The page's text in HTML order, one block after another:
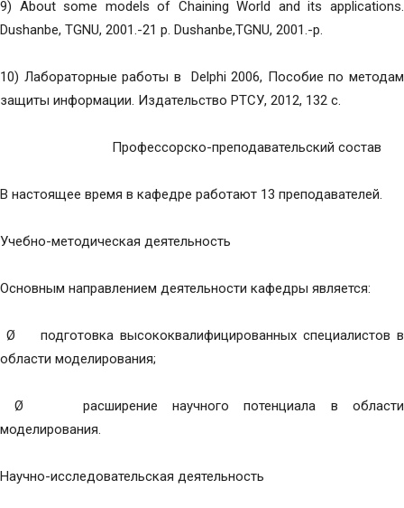
9) About some models of Chaining World and its applications.
Dushanbe, TGNU, 2001.-21 p. Dushanbe,TGNU, 2001.-p.
10) Лабораторные работы в Delphi 2006, Пособие по методам
защиты информации. Издательство РТСУ, 2012, 132 с.
Профессорско-преподавательский состав
В настоящее время в кафедре работают 13 преподавателей.
Учебно-методическая деятельность
Основным направлением деятельности кафедры является:
Ø подготовка высококвалифицированных специалистов в
области моделирования;
Ø расширение научного потенциала в области
моделирования.
Научно-исследовательская деятельность